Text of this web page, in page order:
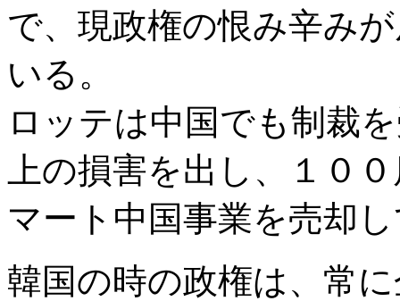
で、現政権の恨み辛み
いる。
ロッテは中国でも制裁
上の損害を出し、１０
マート中国事業を売却
韓国の時の政権は、常